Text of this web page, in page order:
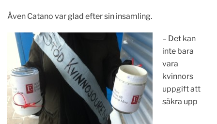
Även Catano var glad efter sin insamling.
– Det kan
inte bara
vara
kvinnors
uppgift att
säkra upp